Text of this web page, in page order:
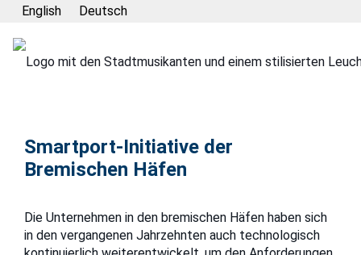
English Deutsch
©
bremenports
Smartport-Initiative der
Bremischen Häfen
Die Unternehmen in den bremischen Häfen haben sich
in den vergangenen Jahrzehnten auch technologisch